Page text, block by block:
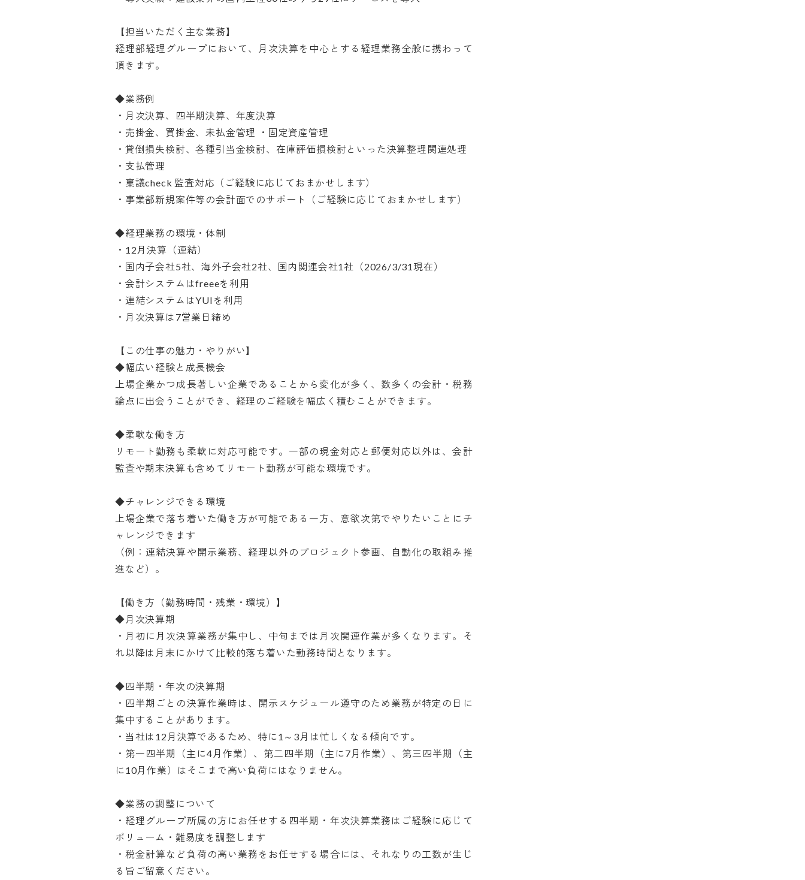
【担当いただく主な業務】
経理部経理グループにおいて、月次決算を中心とする経理業務全般に携わって
頂きます。
◆業務例
・月次決算、四半期決算、年度決算
・売掛金、買掛金、未払金管理 ・固定資産管理
・貸倒損失検討、各種引当金検討、在庫評価損検討といった決算整理関連処理
・支払管理
・稟議check 監査対応（ご経験に応じておまかせします）
・事業部新規案件等の会計面でのサポート（ご経験に応じておまかせします）
◆経理業務の環境・体制
・12月決算（連結）
・国内子会社5社、海外子会社2社、国内関連会社1社（2026/3/31現在）
・会計システムはfreeeを利用
・連結システムはYUIを利用
・月次決算は7営業日締め
【この仕事の魅力・やりがい】
◆幅広い経験と成長機会
上場企業かつ成長著しい企業であることから変化が多く、数多くの会計・税務
論点に出会うことができ、経理のご経験を幅広く積むことができます。
◆柔軟な働き方
リモート勤務も柔軟に対応可能です。一部の現金対応と郵便対応以外は、会計
監査や期末決算も含めてリモート勤務が可能な環境です。
◆チャレンジできる環境
上場企業で落ち着いた働き方が可能である一方、意欲次第でやりたいことにチ
ャレンジできます
（例：連結決算や開示業務、経理以外のプロジェクト参画、自動化の取組み推
進など）。
【働き方（勤務時間・残業・環境）】
◆月次決算期
・月初に月次決算業務が集中し、中旬までは月次関連作業が多くなります。そ
れ以降は月末にかけて比較的落ち着いた勤務時間となります。
◆四半期・年次の決算期
・四半期ごとの決算作業時は、開示スケジュール遵守のため業務が特定の日に
集中することがあります。
・当社は12月決算であるため、特に1～3月は忙しくなる傾向です。
・第一四半期（主に4月作業）、第二四半期（主に7月作業）、第三四半期（主
に10月作業）はそこまで高い負荷にはなりません。
◆業務の調整について
・経理グループ所属の方にお任せする四半期・年次決算業務はご経験に応じて
ボリューム・難易度を調整します
・税金計算など負荷の高い業務をお任せする場合には、それなりの工数が生じ
る旨ご留意ください。